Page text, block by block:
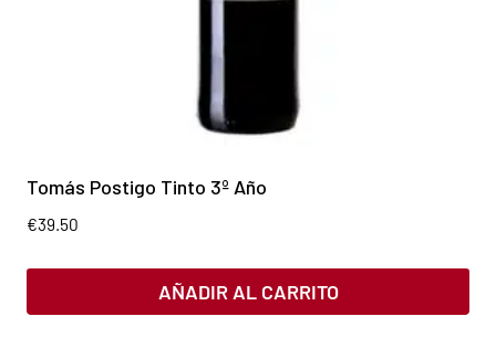
Tomás Postigo Tinto 3º Año
€39.50
AÑADIR AL CARRITO